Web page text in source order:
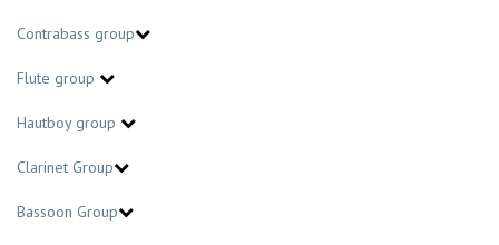
Contrabass group
Flute group
Hautboy group
Clarinet Group
Bassoon Group